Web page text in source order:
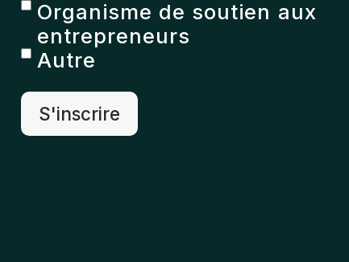
Organisme de soutien aux
entrepreneurs
Autre